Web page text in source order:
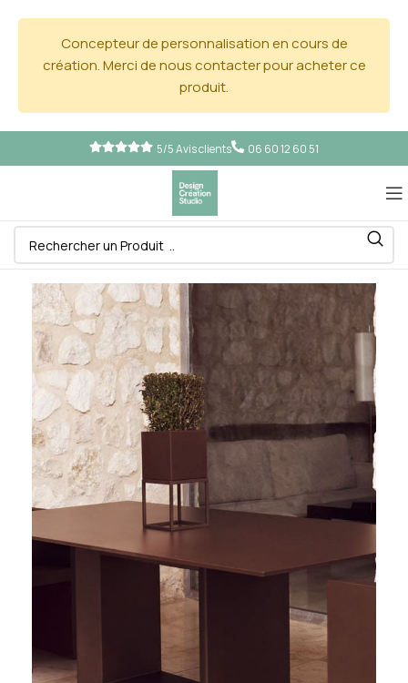
Concepteur de personnalisation en cours de
création. Merci de nous contacter pour acheter ce
produit.
5/5 Avis clients 06 60 12 60 51